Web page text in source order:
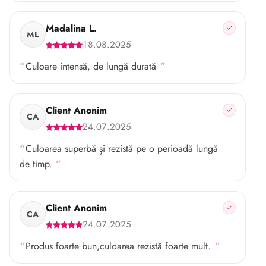
ML Madalina L.
18.08.2025
Culoare intensă, de lungă durată
CA Client Anonim
24.07.2025
Culoarea superbă și rezistă pe o perioadă lungă
de timp.
CA Client Anonim
24.07.2025
Produs foarte bun,culoarea rezistă foarte mult.